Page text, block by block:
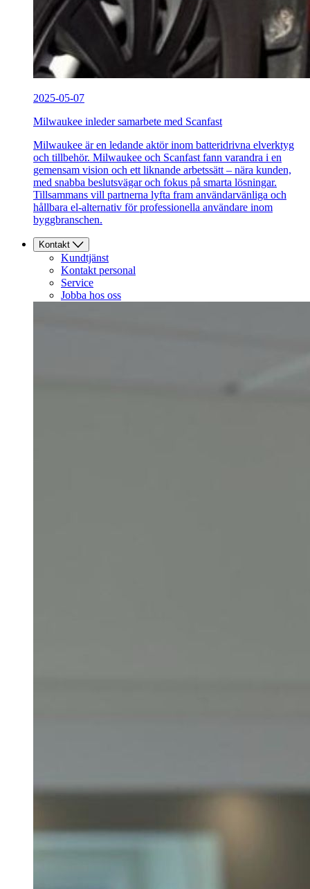
2025-05-07
Milwaukee inleder samarbete med Scanfast
Milwaukee är en ledande aktör inom batteridrivna elverktyg
och tillbehör. Milwaukee och Scanfast fann varandra i en
gemensam vision och ett liknande arbetssätt – nära kunden,
med snabba beslutsvägar och fokus på smarta lösningar.
Tillsammans vill partnerna lyfta fram användarvänliga och
hållbara el-alternativ för professionella användare inom
byggbranschen.
Kontakt
Kundtjänst
Kontakt personal
Service
Jobba hos oss